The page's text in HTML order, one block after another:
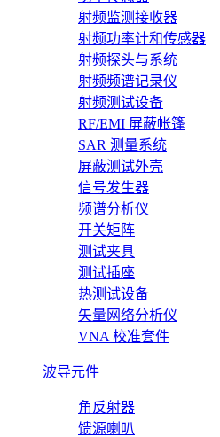
射频监测接收器
射频功率计和传感器
射频探头与系统
射频频谱记录仪
射频测试设备
RF/EMI 屏蔽帐篷
SAR 测量系统
屏蔽测试外壳
信号发生器
频谱分析仪
开关矩阵
测试夹具
测试插座
热测试设备
矢量网络分析仪
VNA 校准套件
波导元件
角反射器
馈源喇叭